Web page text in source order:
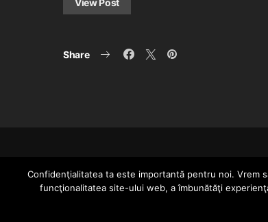
Share
Since 2005 | Copyright by
Confidenţialitatea ta este importantă pentru noi. Vrem
funcţionalitatea site-ului web, a îmbunătăţi